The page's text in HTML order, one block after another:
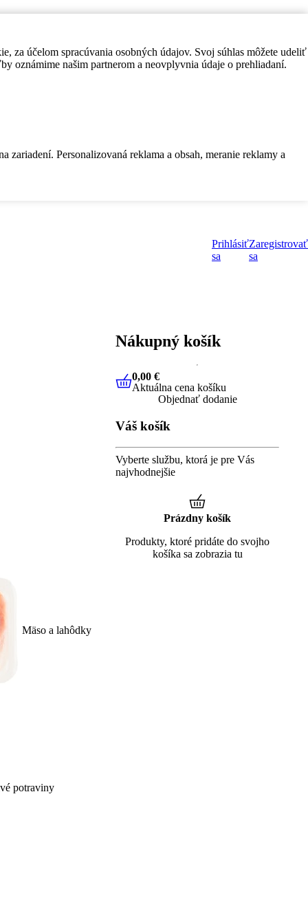
za účelom spracúvania osobných údajov. Svoj súhlas môžete udeliť
oznámime našim partnerom a neovplyvnia údaje o prehliadaní.
Personalizovaná reklama a obsah, meranie reklamy a
Prihlásiť
sa
Zaregistrovať
sa
Mäso a lahôdky
potraviny
Nákupný košík
0,00 €Aktuálna cena košíku
0,00 €
Aktuálna cena košíku
Objednať dodanie
Váš košík
Vyberte službu, ktorá je pre Vás
najvhodnejšie
Prázdny košík
Produkty, ktoré pridáte do svojho
košíka sa zobrazia tu